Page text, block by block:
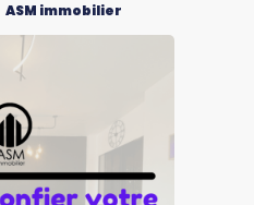
ASM immobilier